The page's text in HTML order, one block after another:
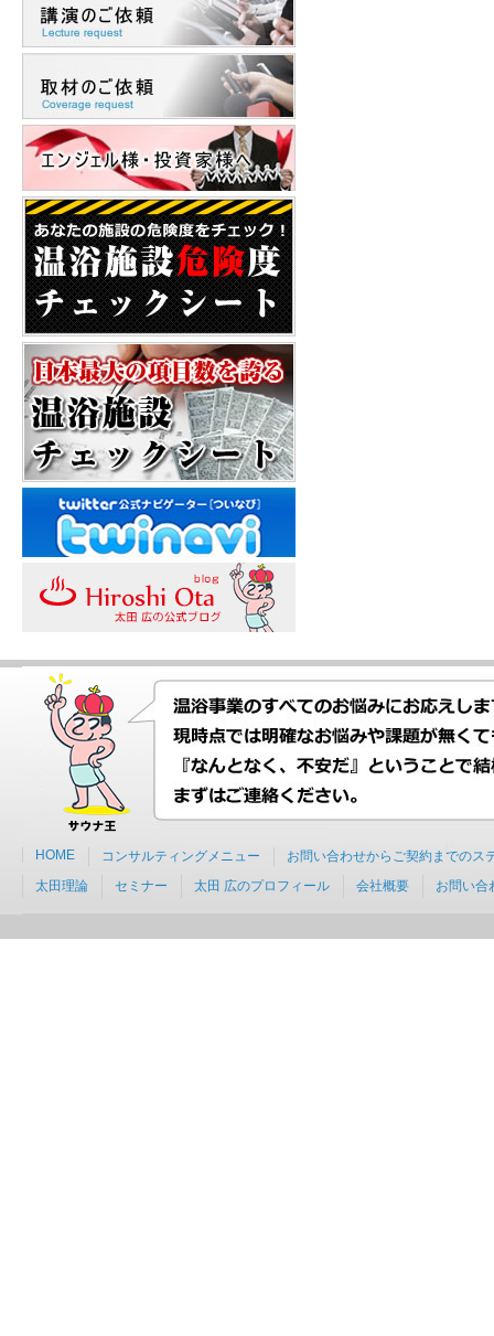
HOME コンサルティングメニュー
お問い合わせからご契約までのス
太田理論
セミナー 太田 広のプロフィール 会社概要 お問い合